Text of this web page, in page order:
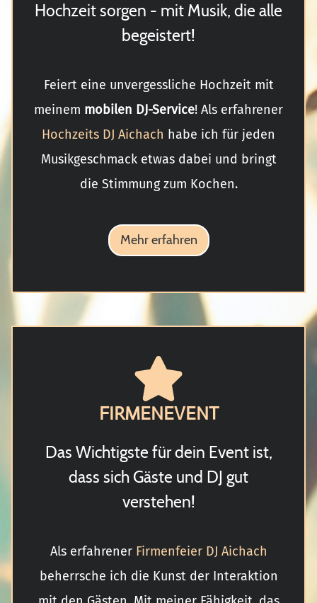
Hochzeit sorgen - mit Musik, die alle
begeistert!
Feiert eine unvergessliche Hochzeit mit
meinem mobilen DJ-Service! Als erfahrener
Hochzeits DJ Aichach habe ich für jeden
Musikgeschmack etwas dabei und bringt
die Stimmung zum Kochen.
Mehr erfahren
FIRMENEVENT
Das Wichtigste für dein Event ist,
dass sich Gäste und DJ gut
verstehen!
Als erfahrener Firmenfeier DJ Aichach
beherrsche ich die Kunst der Interaktion